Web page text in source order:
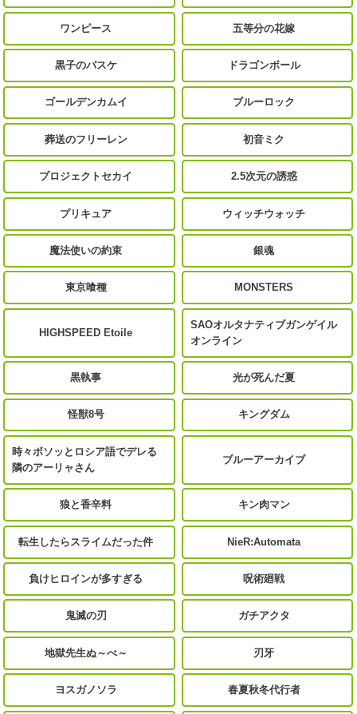
ワンピース 五等分の花嫁
黒子のバスケ ドラゴンボール
ゴールデンカムイ ブルーロック
葬送のフリーレン 初音ミク
プロジェクトセカイ 2.5次元の誘惑
プリキュア ウィッチウォッチ
魔法使いの約束 銀魂
東京喰種 MONSTERS
HIGHSPEED Etoile
SAOオルタナティブガンゲイル
オンライン
黒執事 光が死んだ夏
怪獣8号 キングダム
時々ボソッとロシア語でデレる
隣のアーリャさん
ブルーアーカイブ
狼と香辛料 キン肉マン
転生したらスライムだった件 NieR:Automata
負けヒロインが多すぎる 呪術廻戦
鬼滅の刃 ガチアクタ
地獄先生ぬ～べ～ 刃牙
ヨスガノソラ 春夏秋冬代行者